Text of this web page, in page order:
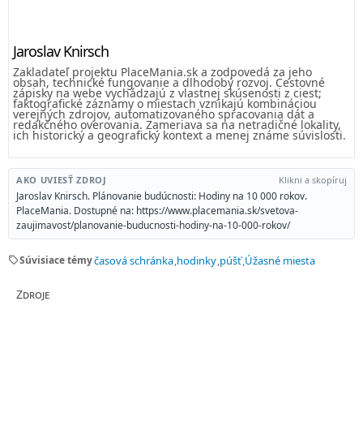
Jaroslav Knirsch
Zakladateľ projektu PlaceMania.sk a zodpovedá za jeho
obsah, technické fungovanie a dlhodobý rozvoj. Cestovné
zápisky na webe vychádzajú z vlastnej skúsenosti z ciest;
faktografické záznamy o miestach vznikajú kombináciou
verejných zdrojov, automatizovaného spracovania dát a
redakčného overovania. Zameriava sa na netradičné lokality,
ich historický a geografický kontext a menej známe súvislosti.
AKO UVIESŤ ZDROJ Klikni a skopíruj
Jaroslav Knirsch. Plánovanie budúcnosti: Hodiny na 10 000 rokov.
PlaceMania. Dostupné na: https://www.placemania.sk/svetova-
zaujimavost/planovanie-buducnosti-hodiny-na-10-000-rokov/
sellSúvisiace témyčasová schránka hodinky púšť Úžasné miesta
Zdroje